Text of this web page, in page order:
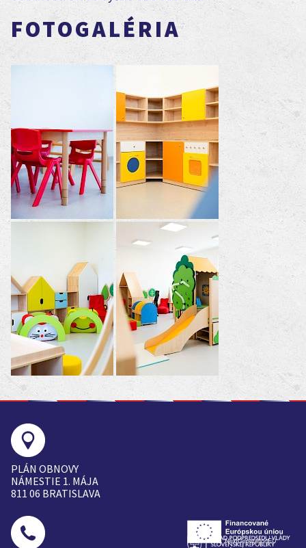
FOTOGALÉRIA
PLÁN OBNOVY
NÁMESTIE 1. MÁJA
811 06 BRATISLAVA